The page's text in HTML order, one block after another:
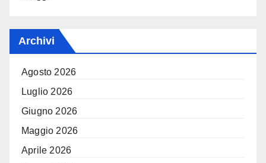
Archivi
Agosto 2026
Luglio 2026
Giugno 2026
Maggio 2026
Aprile 2026